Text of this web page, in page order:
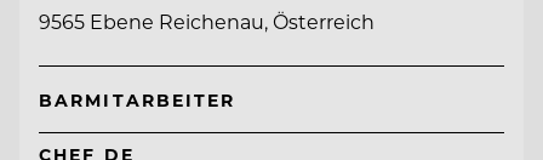
9565 Ebene Reichenau, Österreich
BARMITARBEITER
CHEF DE